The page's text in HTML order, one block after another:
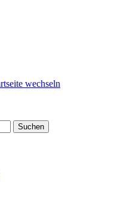
Suchen